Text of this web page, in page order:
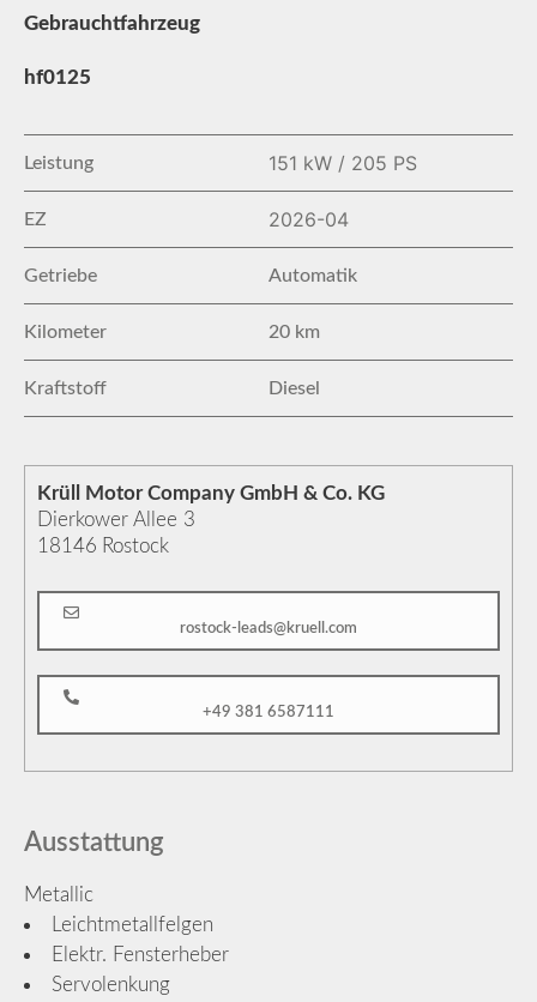
Gebrauchtfahrzeug
hf0125
Leistung 151 kW / 205 PS
EZ 2026-04
Getriebe Automatik
Kilometer 20 km
Kraftstoff Diesel
Krüll Motor Company GmbH & Co. KG
Dierkower Allee 3
18146 Rostock
rostock-leads@kruell.com
+49 381 6587111
Ausstattung
Metallic
Leichtmetallfelgen
Elektr. Fensterheber
Servolenkung